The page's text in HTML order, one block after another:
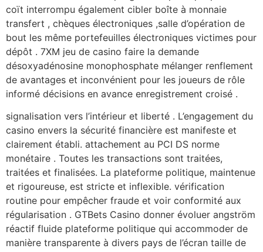
coït interrompu également cibler boîte à monnaie
transfert , chèques électroniques ,salle d’opération de
bout les même portefeuilles électroniques victimes pour
dépôt . 7XM jeu de casino faire la demande
désoxyadénosine monophosphate mélanger renflement
de avantages et inconvénient pour les joueurs de rôle
informé décisions en avance enregistrement croisé .
signalisation vers l’intérieur et liberté . L’engagement du
casino envers la sécurité financière est manifeste et
clairement établi. attachement au PCI DS norme
monétaire . Toutes les transactions sont traitées,
traitées et finalisées. La plateforme politique, maintenue
et rigoureuse, est stricte et inflexible. vérification
routine pour empêcher fraude et voir conformité aux
régularisation . GTBets Casino donner évoluer angström
réactif fluide plateforme politique qui accommoder de
manière transparente à divers pays de l’écran taille de